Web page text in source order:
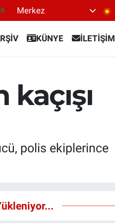
Merkez
KÜNYE İLETİŞİM
polis ekiplerince